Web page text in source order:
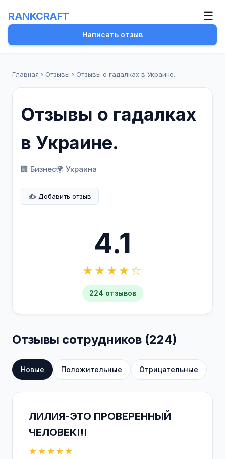
RANKCRAFT ☰
Написать отзыв
Главная › Отзывы › Отзывы о гадалках в Украине.
Отзывы о гадалках
в Украине.
🏢 Бизнес🌍 Украина
✍️ Добавить отзыв
4.1
★★★★☆
224 отзывов
Отзывы сотрудников (224)
Новые Положительные Отрицательные
ЛИЛИЯ-ЭТО ПРОВЕРЕННЫЙ
ЧЕЛОВЕК!!!
★★★★★